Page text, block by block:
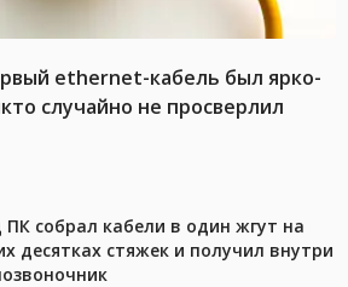
ethernet-кабель был ярко-
случайно не просверлил
ПК собрал кабели в один жгут на
десятках стяжек и получил внутри